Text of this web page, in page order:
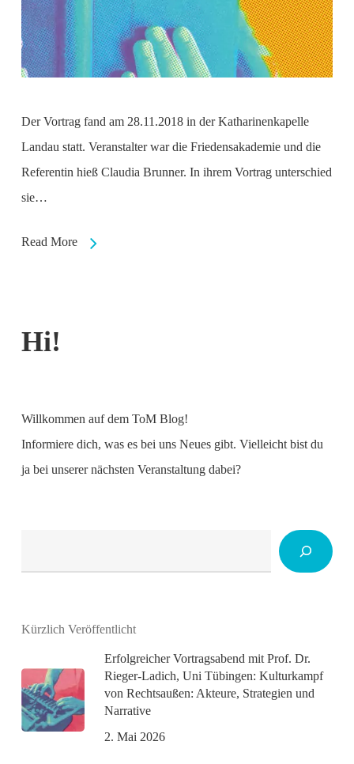
Der Vortrag fand am 28.11.2018 in der Katharinenkapelle
Landau statt. Veranstalter war die Friedensakademie und die
Referentin hieß Claudia Brunner. In ihrem Vortrag unterschied
sie…
Read More
Hi!
Willkommen auf dem ToM Blog!
Informiere dich, was es bei uns Neues gibt. Vielleicht bist du
ja bei unserer nächsten Veranstaltung dabei?
Kürzlich Veröffentlicht
Erfolgreicher Vortragsabend mit Prof. Dr.
Rieger-Ladich, Uni Tübingen: Kulturkampf
von Rechtsaußen: Akteure, Strategien und
Narrative
2. Mai 2026